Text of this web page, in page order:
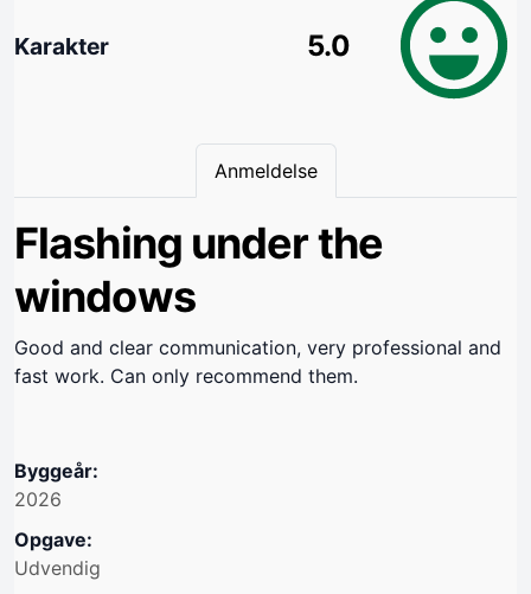
Karakter 5.0
Anmeldelse
Flashing under the
windows
Good and clear communication, very professional and
fast work. Can only recommend them.
Byggeår:
2026
Opgave:
Udvendig